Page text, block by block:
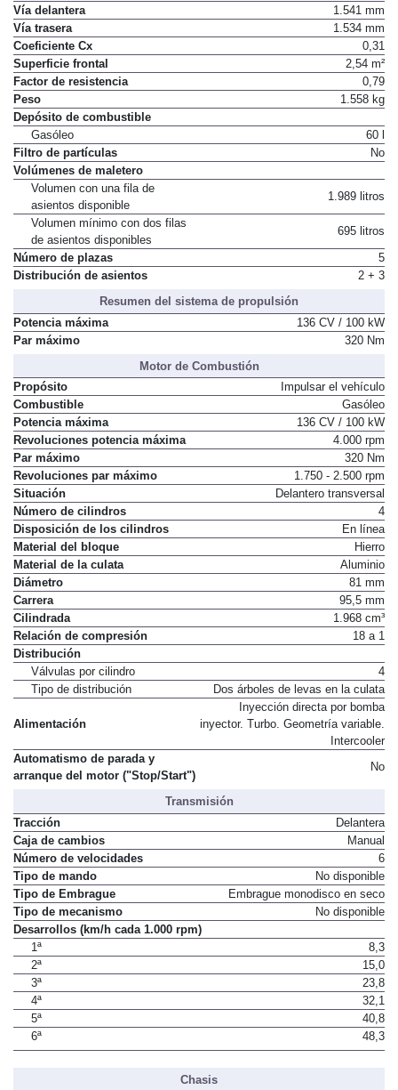
Vía delantera
1.541 mm
Vía trasera
1.534 mm
Coeficiente Cx
0,31
Superficie frontal
2,54 m²
Factor de resistencia
0,79
Peso
1.558 kg
Depósito de combustible
Gasóleo
60 l
Filtro de partículas
No
Volúmenes de maletero
Volumen con una fila de
asientos disponible
1.989 litros
Volumen mínimo con dos filas
de asientos disponibles
695 litros
Número de plazas
5
Distribución de asientos
2 + 3
Resumen del sistema de propulsión
Potencia máxima
136 CV / 100 kW
Par máximo
320 Nm
Motor de Combustión
Propósito
Impulsar el vehículo
Combustible
Gasóleo
Potencia máxima
136 CV / 100 kW
Revoluciones potencia máxima
4.000 rpm
Par máximo
320 Nm
Revoluciones par máximo
1.750 - 2.500 rpm
Situación
Delantero transversal
Número de cilindros
4
Disposición de los cilindros
En línea
Material del bloque
Hierro
Material de la culata
Aluminio
Diámetro
81 mm
Carrera
95,5 mm
Cilindrada
1.968 cm³
Relación de compresión
18 a 1
Distribución
Válvulas por cilindro
4
Tipo de distribución
Dos árboles de levas en la culata
Alimentación
Inyección directa por bomba
inyector. Turbo. Geometría variable.
Intercooler
Automatismo de parada y
arranque del motor ("Stop/Start")
No
Transmisión
Tracción
Delantera
Caja de cambios
Manual
Número de velocidades
6
Tipo de mando
No disponible
Tipo de Embrague
Embrague monodisco en seco
Tipo de mecanismo
No disponible
Desarrollos (km/h cada 1.000 rpm)
1ª
8,3
2ª
15,0
3ª
23,8
4ª
32,1
5ª
40,8
6ª
48,3
Chasis